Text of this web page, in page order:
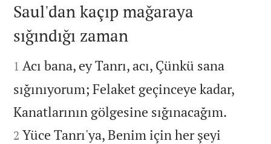

Saul'dan kaçıp mağaraya
sığındığı zaman

1 Acı bana, ey Tanrı, acı, Çünkü sana
sığınıyorum; Felaket geçinceye kadar,
Kanatlarının gölgesine sığınacağım.
2 Yüce Tanrı'ya, Benim için her şeyi